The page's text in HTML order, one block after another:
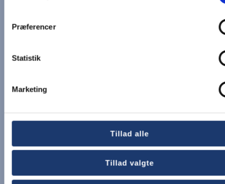
Præferencer
Statistik
Marketing
Tillad alle
Tillad valgte